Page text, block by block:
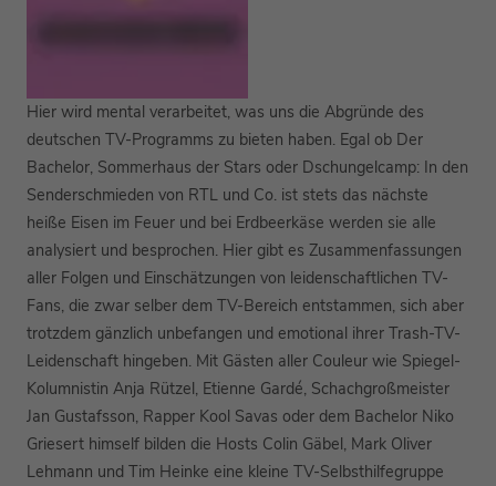
Hier wird mental verarbeitet, was uns die Abgründe des
deutschen TV-Programms zu bieten haben. Egal ob Der
Bachelor, Sommerhaus der Stars oder Dschungelcamp: In den
Senderschmieden von RTL und Co. ist stets das nächste
heiße Eisen im Feuer und bei Erdbeerkäse werden sie alle
analysiert und besprochen. Hier gibt es Zusammenfassungen
aller Folgen und Einschätzungen von leidenschaftlichen TV-
Fans, die zwar selber dem TV-Bereich entstammen, sich aber
trotzdem gänzlich unbefangen und emotional ihrer Trash-TV-
Leidenschaft hingeben. Mit Gästen aller Couleur wie Spiegel-
Kolumnistin Anja Rützel, Etienne Gardé, Schachgroßmeister
Jan Gustafsson, Rapper Kool Savas oder dem Bachelor Niko
Griesert himself bilden die Hosts Colin Gäbel, Mark Oliver
Lehmann und Tim Heinke eine kleine TV-Selbsthilfegruppe